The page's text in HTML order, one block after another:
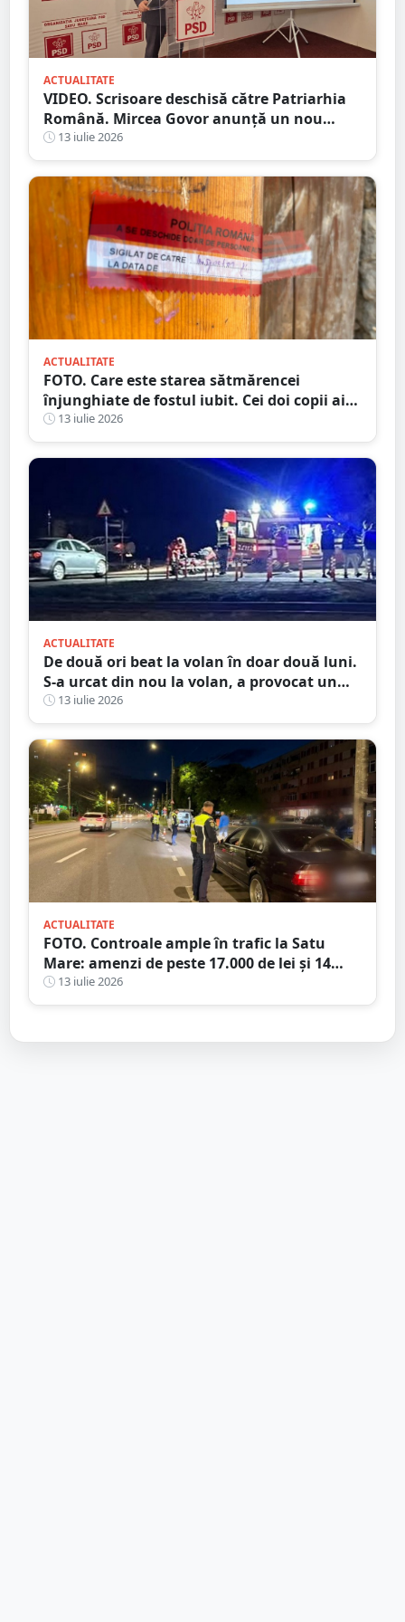
ACTUALITATE
VIDEO. Scrisoare deschisă către Patriarhia
Română. Mircea Govor anunță un nou
demers împotriva deputatului Adrian
Cozma
13 iulie 2026
ACTUALITATE
FOTO. Care este starea sătmărencei
înjunghiate de fostul iubit. Cei doi copii ai
femeii, luați în plasament
13 iulie 2026
ACTUALITATE
De două ori beat la volan în doar două luni.
S-a urcat din nou la volan, a provocat un
accident și ajunge la închisoare
13 iulie 2026
ACTUALITATE
FOTO. Controale ample în trafic la Satu
Mare: amenzi de peste 17.000 de lei și 14
certificate de înmatriculare reținute. Trei
șoferi s-au ales cu dosare penale
13 iulie 2026